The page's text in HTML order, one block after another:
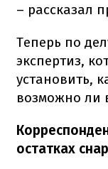
– рассказал
Теперь по
экспертиз,
установить,
возможно ли
остатках